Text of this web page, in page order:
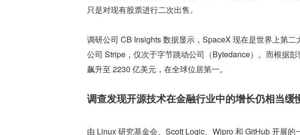
只是对现有股票进行二次出售。
调研公司 CB Insights 数据显示，SpaceX 现在是世界上第
公司 Stripe，仅次于字节跳动公司（Bytedance）。而根据
飙升至 2230 亿美元，在全球位居第一。
调查发现开源技术在金融行业中的增长仍相当缓
由 Linux 研究基金会、Scott Logic、Wipro 和 GitHub 开展